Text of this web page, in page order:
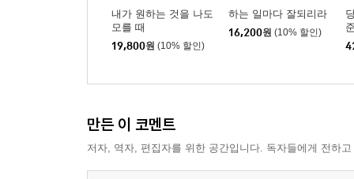
우리가 투명하다면
인생이 다가올지도 몰라
거절이 필요할 순간
친구에게
▶ 〈책 읽어주는 남자〉의 토닥토닥 프로젝트
내가 원하는 것을 나도
모를 때
19,800원 (10% 할인)
하는 일마다 잘되리라
16,200원 (10% 할인)
만든 이 코멘트
저자, 역자, 편집자를 위한 공간입니다. 독자들에게 전하